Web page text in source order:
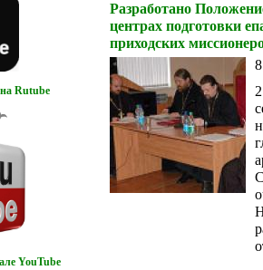
Rutube
YouTube
Разработано
центрах подготовки
приходских